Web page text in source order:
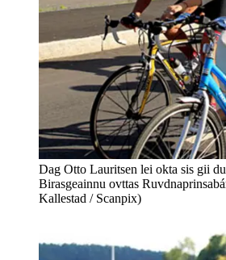
Dag Otto Lauritsen lei okta sis gii
Birasgeainnu ovttas
Kallestad / Scanpix)